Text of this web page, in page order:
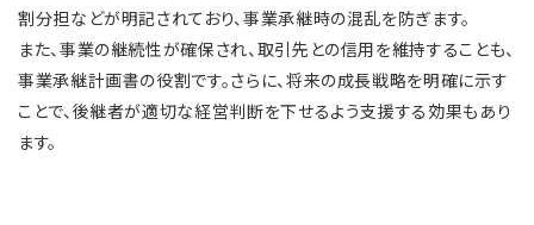
割分担などが明記されており、事業承継時の混乱を防ぎます。
また、事業の継続性が確保され、取引先との信用を維持することも、
事業承継計画書の役割です。さらに、将来の成長戦略を明確に示す
ことで、後継者が適切な経営判断を下せるよう支援する効果もあり
ます。